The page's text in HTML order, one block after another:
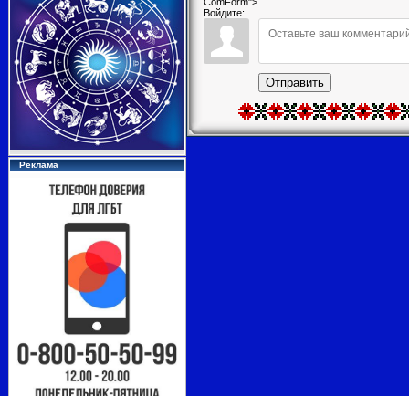
Реклама
Войдите:
Отправить